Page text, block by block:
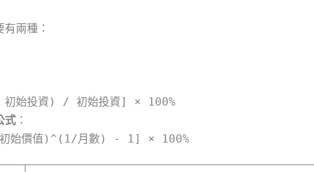
兩種：
始投資) / 初始投資] × 100%
式：
始價值)^(1/月數) - 1] × 100%